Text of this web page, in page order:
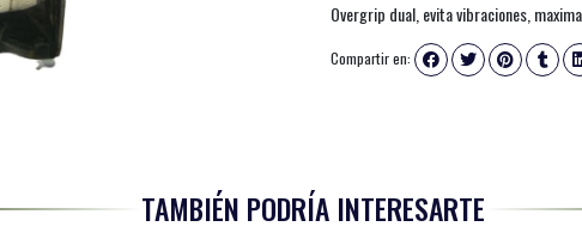
Overgrip dual, evita vibraciones,
Compartir en:
TAMBIÉN PODRÍA INTERESARTE